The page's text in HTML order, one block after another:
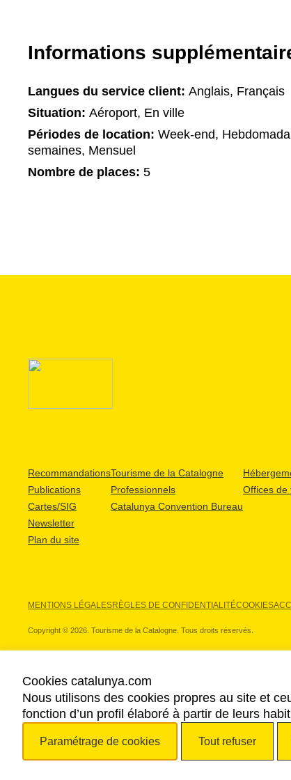
Informations
Langues du service client: Anglais, Français
Situation: Aéroport, En ville
Périodes de location: Week-end,
semaines, Mensuel
Nombre de places: 5
Recommandations
Publications
Cartes/SIG
Newsletter
Plan du site
Tourisme de la Catalogne
Professionnels
Catalunya Convention Bureau
Offices de
MENTIONS LÉGALESRÈGLES DE CONFIDENTIALITÉCOOKIES
Copyright © 2026. Tourisme de la Catalogne. Tous droits réservés.
NOS PARTENAIRES
Cookies catalunya.com
Nous utilisons des cookies propres au site et
fonction d’un profil élaboré à partir de leurs
Paramétrage de cookies Tout refuser